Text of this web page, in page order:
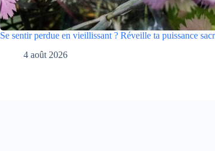
Se sentir perdue en vieillissant ? Réveille ta puissance
4 août 2026